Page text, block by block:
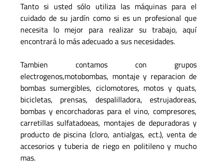
Tanto si usted sólo utiliza las máquinas para el
cuidado de su jardín como si es un profesional que
necesita lo mejor para realizar su trabajo, aquí
encontrará lo más adecuado a sus necesidades.
Tambien contamos con grupos
electrogenos,motobombas, montaje y reparacion de
bombas sumergibles, ciclomotores, motos y quats,
bicicletas, prensas, despalilladora, estrujadoreas,
bombas y encorchadoras para el vino, compresores,
carretillas sulfatadoeas, montajes de depuradoras y
producto de piscina (cloro, antialgas, ect.), venta de
accesorios y tuberia de riego en politileno y mucho
mas.